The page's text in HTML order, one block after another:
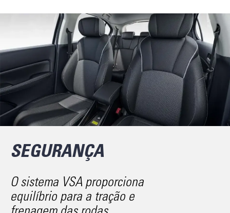
SEGURANÇA
O sistema VSA proporciona
equilíbrio para a tração e